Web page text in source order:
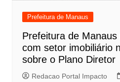
Prefeitura de Manaus
Prefeitura de
com setor imobiliário
sobre o Plano Diretor
Redacao Portal Impacto